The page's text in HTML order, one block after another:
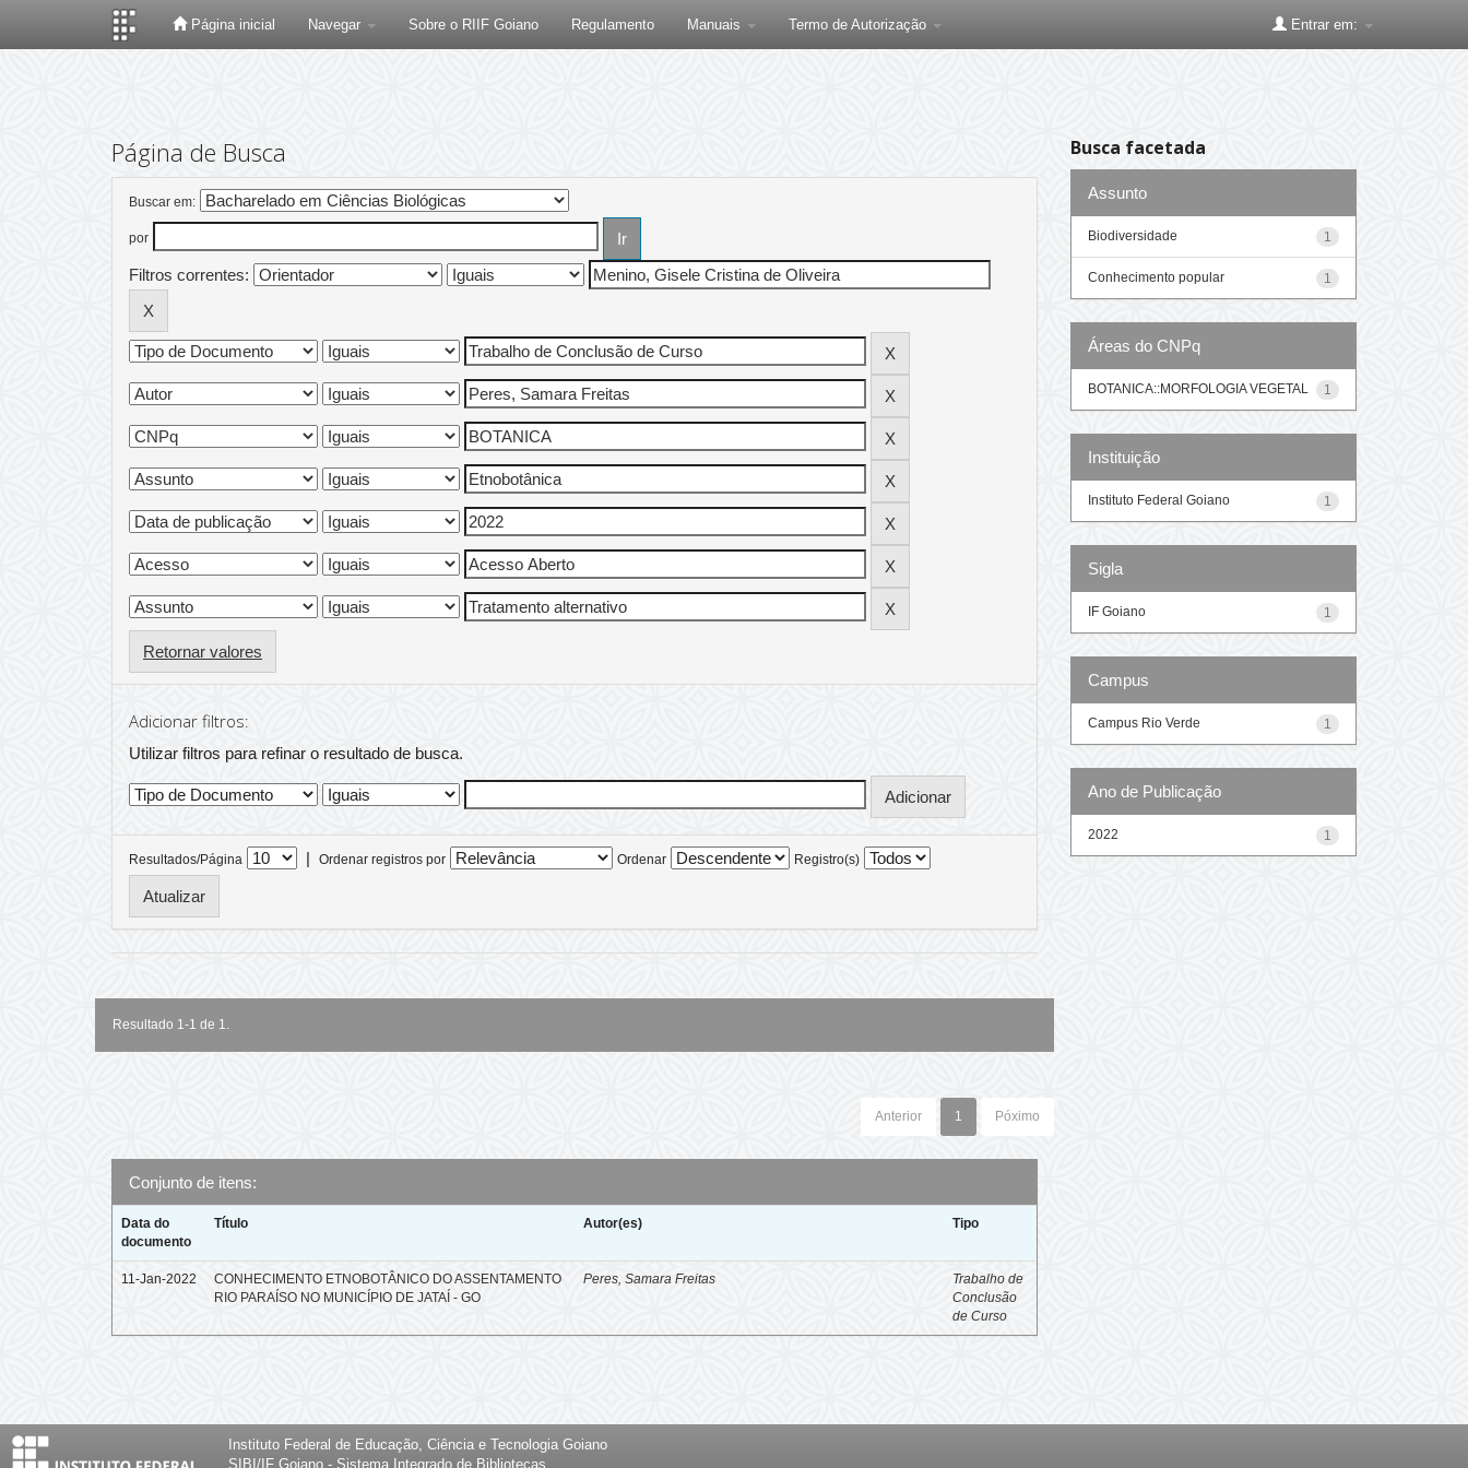
Página inicial Navegar Sobre o RIIF Goiano Regulamento Manuais Termo de Autorização Entrar em:
Página de Busca
Buscar em:
por
Filtros correntes:
Retornar valores
Adicionar filtros:
Utilizar filtros para refinar o resultado de busca.
Resultados/Página | Ordenar registros por Ordenar Registro(s)
Resultado 1-1 de 1.
Anterior 1 Póximo
Conjunto de itens:
Data do
documento
Título Autor(es) Tipo
11-Jan-2022
CONHECIMENTO ETNOBOTÂNICO DO ASSENTAMENTO
RIO PARAÍSO NO MUNICÍPIO DE JATAÍ - GO
Peres, Samara Freitas
Trabalho de
Conclusão
de Curso
Busca facetada
Assunto
1
Biodiversidade
1
Conhecimento popular
Áreas do CNPq
1
BOTANICA::MORFOLOGIA VEGETAL
Instituição
1
Instituto Federal Goiano
Sigla
1
IF Goiano
Campus
1
Campus Rio Verde
Ano de Publicação
1
2022
Instituto Federal de Educação, Ciência e Tecnologia Goiano
SIBI/IF Goiano - Sistema Integrado de Bibliotecas